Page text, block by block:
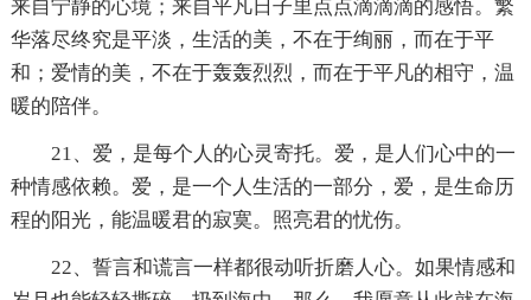
来自宁静的心境；来自平凡日子里点点滴滴滴的感悟。繁
华落尽终究是平淡，生活的美，不在于绚丽，而在于平
和；爱情的美，不在于轰轰烈烈，而在于平凡的相守，温
暖的陪伴。
21、爱，是每个人的心灵寄托。爱，是人们心中的一
种情感依赖。爱，是一个人生活的一部分，爱，是生命历
程的阳光，能温暖君的寂寞。照亮君的忧伤。
22、誓言和谎言一样都很动听折磨人心。如果情感和